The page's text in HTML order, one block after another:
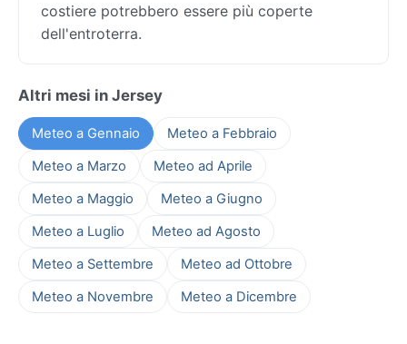
costiere potrebbero essere più coperte
dell'entroterra.
Altri mesi in Jersey
Meteo a Gennaio
Meteo a Febbraio
Meteo a Marzo
Meteo ad Aprile
Meteo a Maggio
Meteo a Giugno
Meteo a Luglio
Meteo ad Agosto
Meteo a Settembre
Meteo ad Ottobre
Meteo a Novembre
Meteo a Dicembre